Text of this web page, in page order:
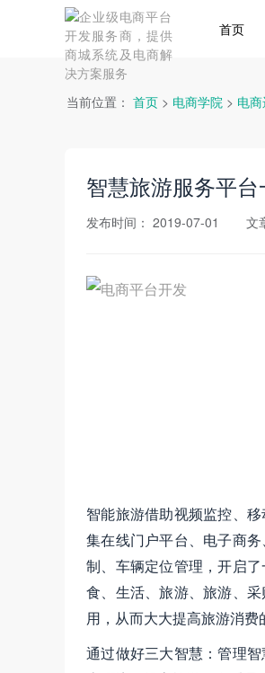
首页
当前位置： 首页 > 电商学院 > 电
智慧旅游服务平
发布时间： 2019-07-01 文
智能旅游借助视频监控、
集在线门户平台、电子商
制、车辆定位管理，开启
食、生活、旅游、旅游、
用，从而大大提高旅游消费
通过做好三大智慧：管理